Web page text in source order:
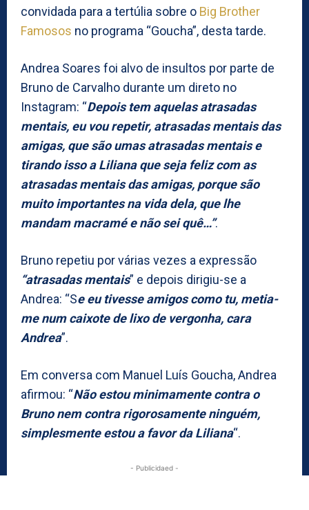
convidada para a tertúlia sobre o Big Brother
Famosos no programa “Goucha”, desta tarde.
Andrea Soares foi alvo de insultos por parte de
Bruno de Carvalho durante um direto no
Instagram: “Depois tem aquelas atrasadas
mentais, eu vou repetir, atrasadas mentais das
amigas, que são umas atrasadas mentais e
tirando isso a Liliana que seja feliz com as
atrasadas mentais das amigas, porque são
muito importantes na vida dela, que lhe
mandam macramé e não sei quê…”.
Bruno repetiu por várias vezes a expressão
“atrasadas mentais” e depois dirigiu-se a
Andrea: “Se eu tivesse amigos como tu, metia-
me num caixote de lixo de vergonha, cara
Andrea”.
Em conversa com Manuel Luís Goucha, Andrea
afirmou: “Não estou minimamente contra o
Bruno nem contra rigorosamente ninguém,
simplesmente estou a favor da Liliana“.
- Publicidaed -